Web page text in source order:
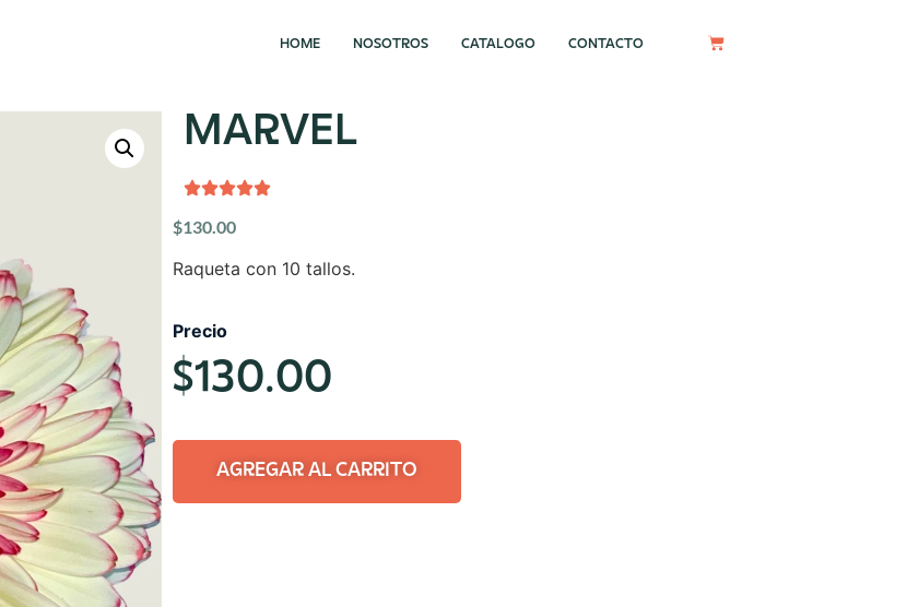
HOME NOSOTROS CATALOGO CONTACTO
MARVEL
$130.00
Raqueta con 10 tallos.
Precio
$130.00
AGREGAR AL CARRITO